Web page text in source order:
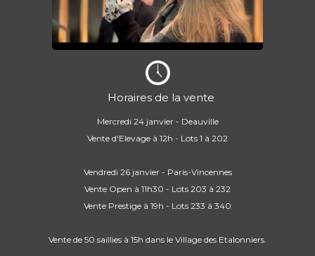
Horaires de la vente
Mercredi 24 janvier - Deauville
Vente d'Elevage à 12h - Lots 1 à 202
Vendredi 26 janvier - Paris-Vincennes
Vente Open à 11h30 - Lots 203 à 232
Vente Prestige à 19h - Lots 233 à 340
Vente de 50 saillies à 15h dans le Village des Etalonniers.